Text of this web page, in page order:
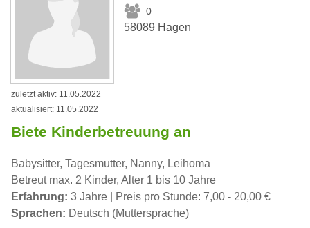
0
58089 Hagen
zuletzt aktiv: 11.05.2022
aktualisiert: 11.05.2022
Biete Kinderbetreuung an
Babysitter, Tagesmutter, Nanny, Leihoma
Betreut max. 2 Kinder, Alter 1 bis 10 Jahre
Erfahrung: 3 Jahre | Preis pro Stunde: 7,00 - 20,00 €
Sprachen: Deutsch (Muttersprache)